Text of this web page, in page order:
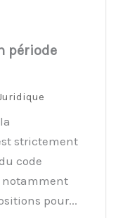
période
strictement
code
notamment
pour...